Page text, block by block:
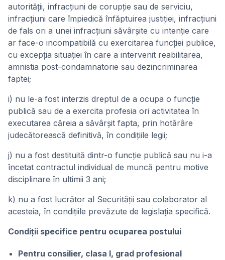
autorităţii, infracţiuni de corupţie sau de serviciu,
infracţiuni care împiedică înfăptuirea justiţiei, infracţiuni
de fals ori a unei infracţiuni săvârşite cu intenţie care
ar face-o incompatibilă cu exercitarea funcţiei publice,
cu excepţia situaţiei în care a intervenit reabilitarea,
amnistia post-condamnatorie sau dezincriminarea
faptei;
i) nu le-a fost interzis dreptul de a ocupa o funcţie
publică sau de a exercita profesia ori activitatea în
executarea căreia a săvârşit fapta, prin hotărâre
judecătorească definitivă, în condiţiile legii;
j) nu a fost destituită dintr-o funcţie publică sau nu i-a
încetat contractul individual de muncă pentru motive
disciplinare în ultimii 3 ani;
k) nu a fost lucrător al Securităţii sau colaborator al
acesteia, în condiţiile prevăzute de legislaţia specifică.
Condiții specifice pentru ocuparea postului
Pentru consilier, clasa I, grad profesional